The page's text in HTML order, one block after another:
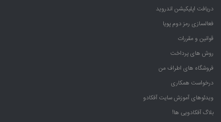
دریافت اپلیکیشن اندروید
فعالسازی رمز دوم پویا
قوانین و مقررات
روش های پرداخت
فروشگاه های اطراف من
درخواست همکاری
ویدئوهای آموزش سایت آفکادو
بلاگ آفکادویی ها!